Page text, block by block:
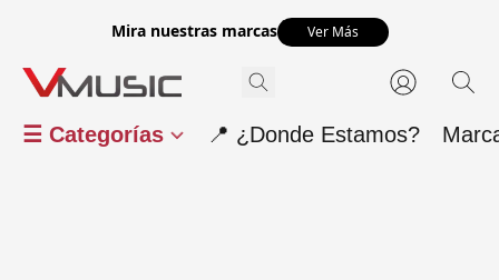
Mira nuestras marcas Ver Más
☰ Categorías 📍 ¿Donde Estamos?